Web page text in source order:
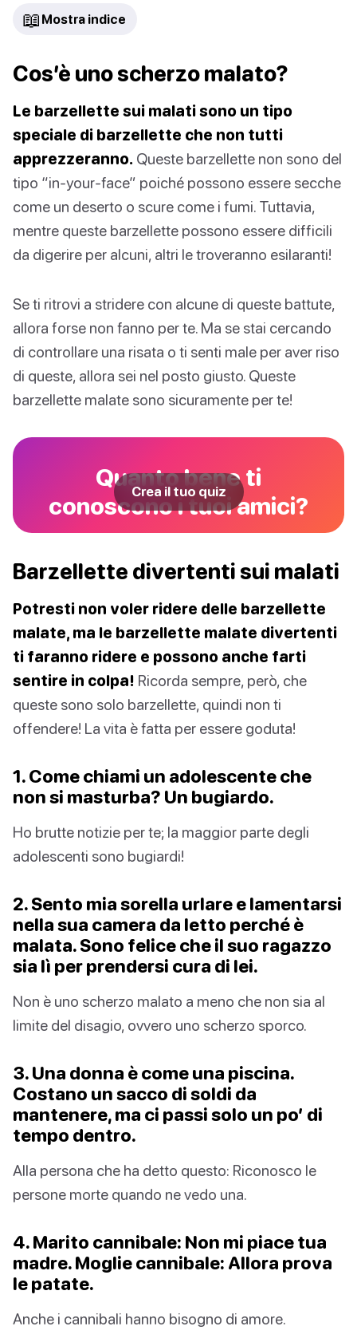
📖 Mostra indice
Cos’è uno scherzo malato?
Le barzellette sui malati sono un tipo
speciale di barzellette che non tutti
apprezzeranno. Queste barzellette non sono del
tipo “in-your-face” poiché possono essere secche
come un deserto o scure come i fumi. Tuttavia,
mentre queste barzellette possono essere difficili
da digerire per alcuni, altri le troveranno esilaranti!
Se ti ritrovi a stridere con alcune di queste battute,
allora forse non fanno per te. Ma se stai cercando
di controllare una risata o ti senti male per aver riso
di queste, allora sei nel posto giusto. Queste
barzellette malate sono sicuramente per te!
Quanto bene ti
conoscono i tuoi amici?
Crea il tuo quiz
Barzellette divertenti sui malati
Potresti non voler ridere delle barzellette
malate, ma le barzellette malate divertenti
ti faranno ridere e possono anche farti
sentire in colpa! Ricorda sempre, però, che
queste sono solo barzellette, quindi non ti
offendere! La vita è fatta per essere goduta!
1. Come chiami un adolescente che
non si masturba? Un bugiardo.
Ho brutte notizie per te; la maggior parte degli
adolescenti sono bugiardi!
2. Sento mia sorella urlare e lamentarsi
nella sua camera da letto perché è
malata. Sono felice che il suo ragazzo
sia lì per prendersi cura di lei.
Non è uno scherzo malato a meno che non sia al
limite del disagio, ovvero uno scherzo sporco.
3. Una donna è come una piscina.
Costano un sacco di soldi da
mantenere, ma ci passi solo un po’ di
tempo dentro.
Alla persona che ha detto questo: Riconosco le
persone morte quando ne vedo una.
4. Marito cannibale: Non mi piace tua
madre. Moglie cannibale: Allora prova
le patate.
Anche i cannibali hanno bisogno di amore.